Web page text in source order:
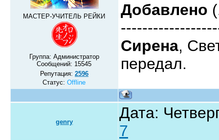
МАСТЕР-УЧИТЕЛЬ РЕЙКИ
Группа: Администратор
Сообщений: 15545
Репутация: 2596
Статус:Offline
Добавлено
Сирена,
передал.
genry
Дата:
7